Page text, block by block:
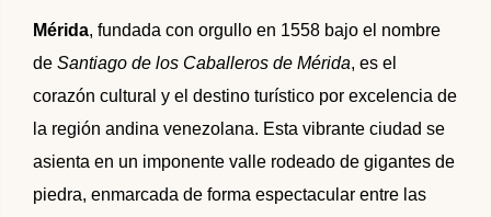
🌴 Morrocoy
🌴 Península de Paria
Promociones
Contacto
Mérida, fundada con orgullo en 1558 bajo el nombre
de Santiago de los Caballeros de Mérida, es el
corazón cultural y el destino turístico por excelencia de
la región andina venezolana. Esta vibrante ciudad se
asienta en un imponente valle rodeado de gigantes de
piedra, enmarcada de forma espectacular entre las